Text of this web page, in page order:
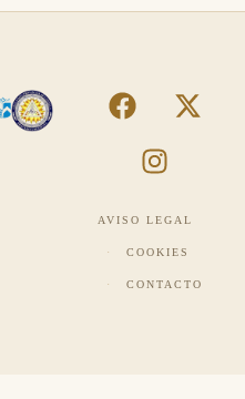
AVISO LEGAL
· COOKIES
· CONTACTO